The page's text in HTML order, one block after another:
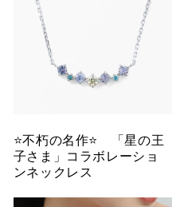
⭐️不朽の名作⭐️ 「星の王
子さま」コラボレーショ
ンネックレス